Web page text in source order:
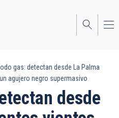
gas: detectan desde La Palma
agujero negro supermasivo
desde